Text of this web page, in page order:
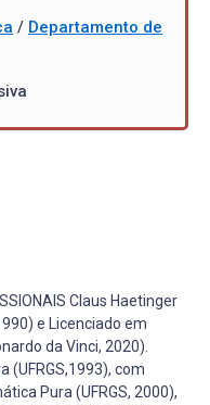
/ Departamento de
Claus Haetinger
e Licenciado em
da Vinci, 2020).
(UFRGS,1993), com
Pura (UFRGS, 2000),